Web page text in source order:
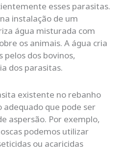
esses parasitas.
instalação de um
água misturada com
os animais. A água cria
dos bovinos,
dos parasitas.
existente no rebanho
que pode ser
aspersão. Por exemplo,
podemos utilizar
ou acaricidas